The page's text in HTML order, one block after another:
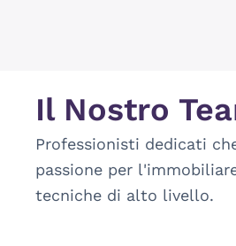
Il Nostro
Professionisti dedicati
passione per
tecniche di alto livello.